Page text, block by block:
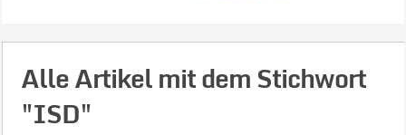
Alle Artikel mit dem Stichwort
"ISD"